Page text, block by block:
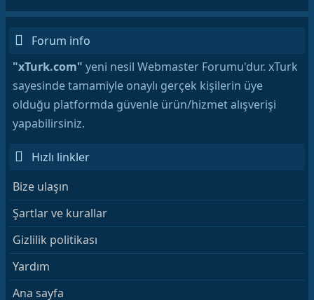
Forum info
"xTurk.com" yeni nesil Webmaster Forumu'dur. xTurk
sayesinde tamamiyle onaylı gerçek kişilerin üye
olduğu platformda güvenle ürün/hizmet alışverişi
yapabilirsiniz.
Hızlı linkler
Bize ulaşın
Şartlar ve kurallar
Gizlilik politikası
Yardım
Ana sayfa